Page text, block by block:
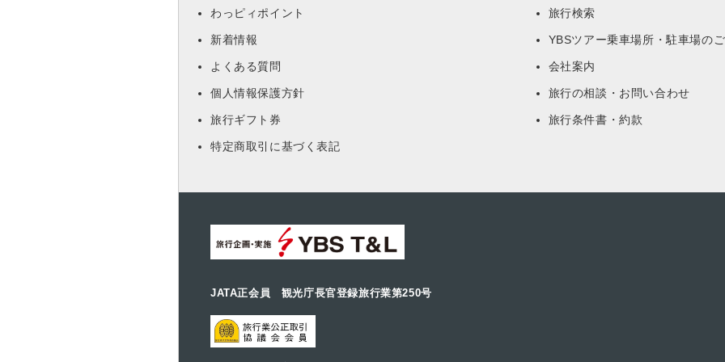
わっピィポイント 旅行検索
新着情報 YBSツアー乗車場所・駐車場の
よくある質問 会社案内
個人情報保護方針 旅行の相談・お問い合わせ
旅行ギフト券 旅行条件書・約款
特定商取引に基づく表記
JATA正会員 観光庁長官登録旅行業第250号